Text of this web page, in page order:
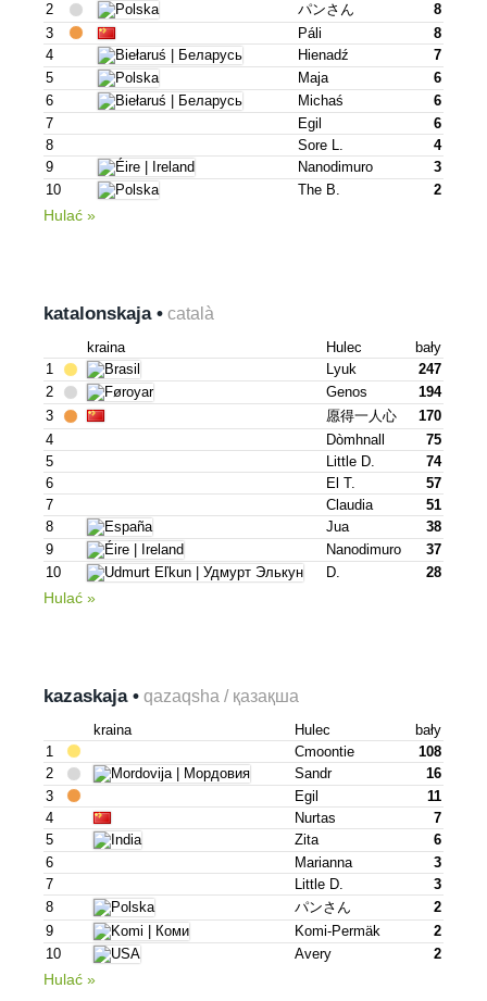
2
パンさん
8
3
Páli
8
4
Hienadź
7
5
Maja
6
6
Michaś
6
7
Egil
6
8
Sore L.
4
9
Nanodimuro
3
10
The B. 2
Hulać »
katalonskaja • català
kraina Hulec
bały
1
Lyuk
247
2
Genos
194
3
愿得一人心
170
4
Dòmhnall
75
5
Little D.
74
6
El T.
57
7
Claudia
51
8
Jua
38
9
Nanodimuro
37
10
D. 28
Hulać »
kazaskaja • qazaqsha / қазақша
kraina Hulec
bały
1
Cmoontie
108
2
Sandr
16
3
Egil
11
4
Nurtas
7
5
Zita
6
6
Marianna
3
7
Little D.
3
8
パンさん
2
9
Komi-Permäk
2
10
Avery 2
Hulać »